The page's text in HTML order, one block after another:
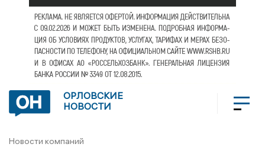
ОРЛОВСКИЕ
НОВОСТИ
Новости компаний